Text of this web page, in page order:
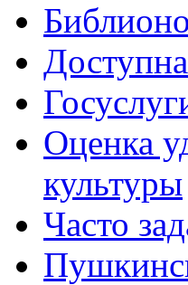
Оценка
культуры
Часто